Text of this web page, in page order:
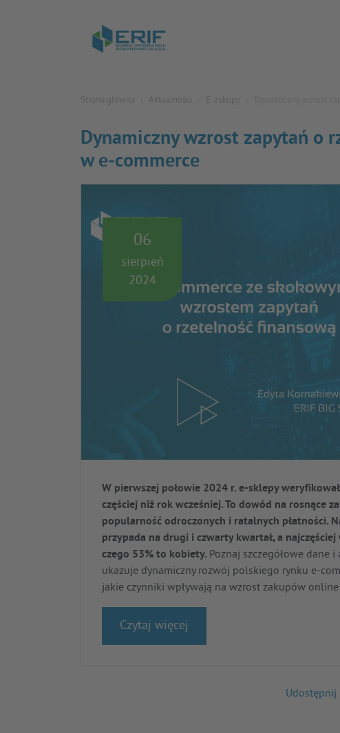
Strona główna Aktualności E-zakupy
Dynamiczny wzrost zapytań o
w e-commerce
06
sierpień
2024
W pierwszej połowie 2024 r. e-sklepy
częściej niż rok wcześniej. To dowód na rosnące
popularność odroczonych i ratalnych płatności.
przypada na drugi i czwarty kwartał, a
czego 53% to kobiety. Poznaj szczegółowe dane
ukazuje dynamiczny rozwój polskiego rynku e-
jakie czynniki wpływają na wzrost zakupów
Czytaj więcej
Udostępnij